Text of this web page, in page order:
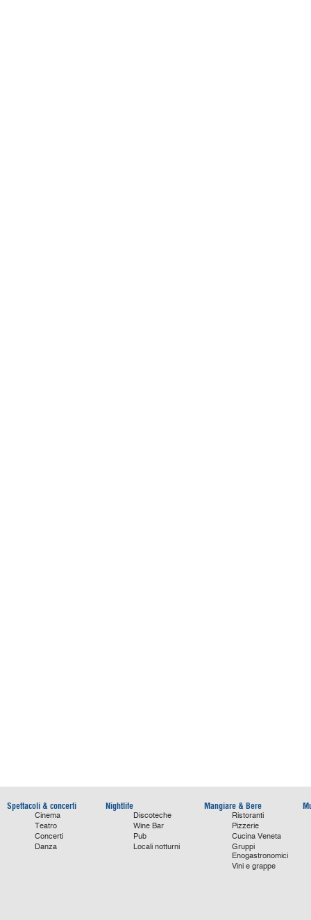
Spettacoli & concerti
Cinema
Teatro
Concerti
Danza
Nightlife
Discoteche
Wine Bar
Pub
Locali notturni
Mangiare & Bere
Ristoranti
Pizzerie
Cucina Veneta
Gruppi
Enogastronomici
Vini e grappe